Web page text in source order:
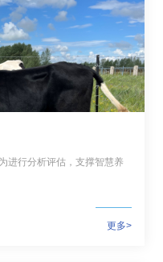
进行分析评估，支撑智慧养
更多>